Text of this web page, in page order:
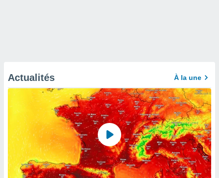
Actualités À la une